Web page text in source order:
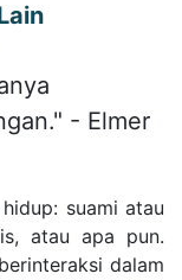
- Elmer
suami atau
atau apa pun.
dalam